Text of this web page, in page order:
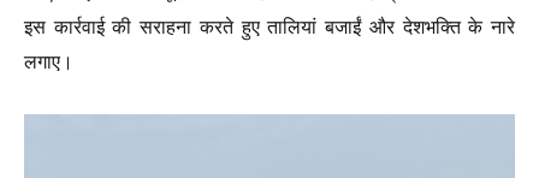
इस कार्रवाई की सराहना करते हुए तालियां बजाईं और देशभक्ति के नारे
लगाए।